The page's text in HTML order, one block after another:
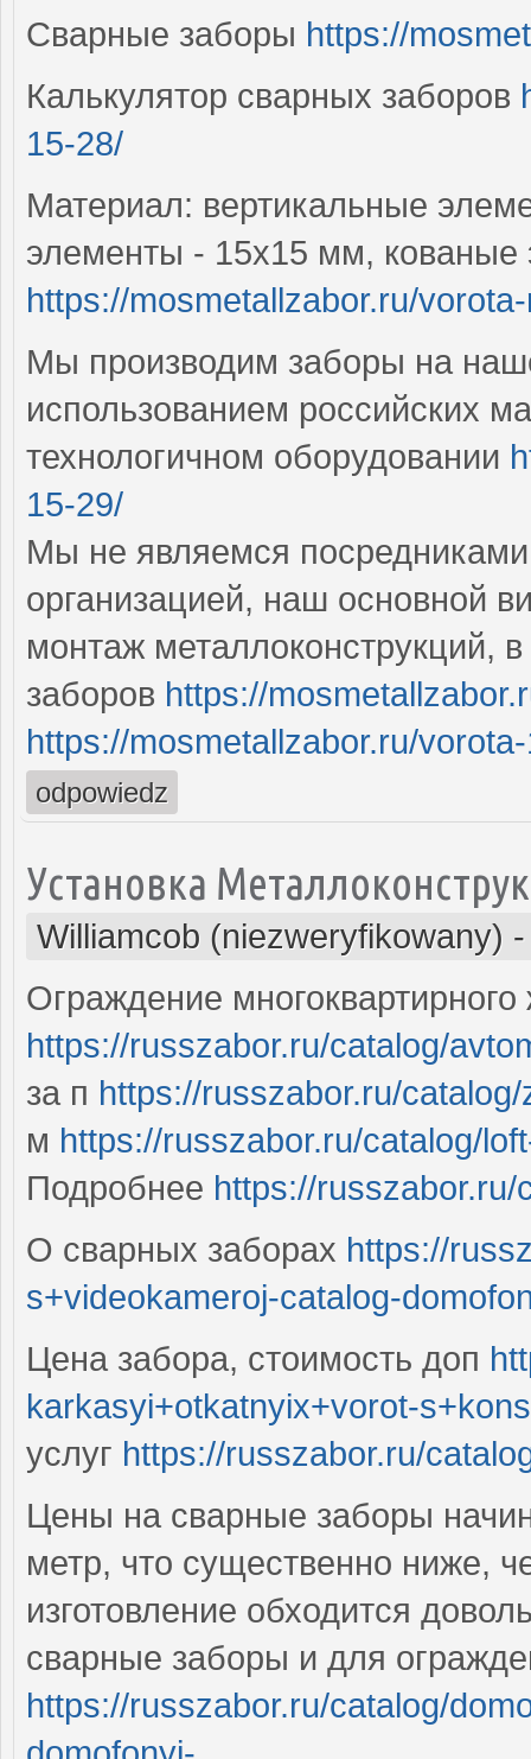
Сварные заборы https://
Калькулятор сварных заборов
15-28/
Материал: вертикальные
элементы - 15х15 мм,
https://mosmetallzabor.ru/
Мы производим заборы на
использованием российских
технологичном оборудовании
15-29/
Мы не являемся
организацией, наш основной
монтаж металлоконструкций,
заборов https://
https://mosmetallzabor.ru/
odpowiedz
Установка
Williamcob (niezweryfikowany)
Ограждение
https://russzabor.ru/catalog/
за п https://russzabor.ru/
м https://russzabor.ru/catalog/
Подробнее https://
О сварных заборах https://
s+videokameroj-catalog-
Цена забора, стоимость доп
karkasyi+otkatnyix+vorot-
услуг https://russzabor.ru/
Цены на сварные заборы
метр, что существенно ниже,
изготовление обходится
сварные заборы и для
https://russzabor.ru/catalog/